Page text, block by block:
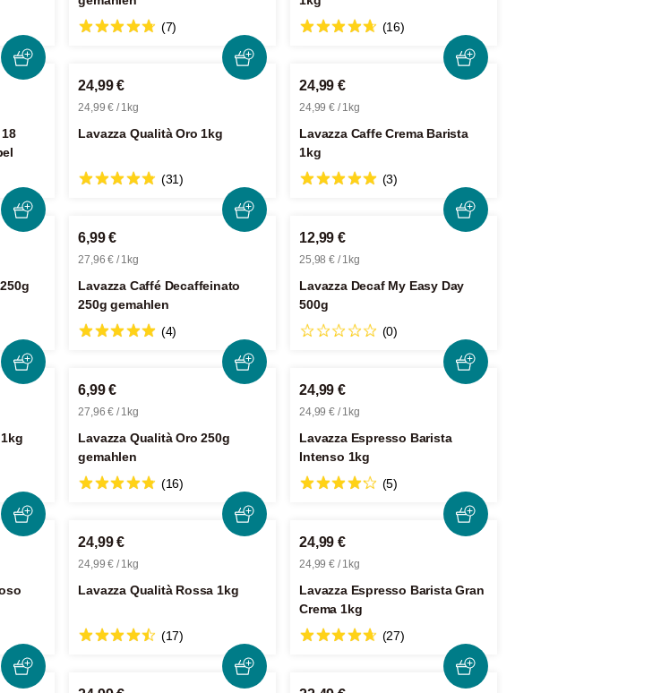
(7)
(16)
24,99 €
24,99 € / 1kg
Lavazza Qualità Oro 1kg
(31)
24,99 €
24,99 € / 1kg
Lavazza Caffe Crema Barista
1kg
(3)
6,99 €
27,96 € / 1kg
Lavazza Caffé Decaffeinato
250g gemahlen
(4)
12,99 €
25,98 € / 1kg
Lavazza Decaf My Easy Day
500g
(0)
6,99 €
27,96 € / 1kg
Lavazza Qualità Oro 250g
gemahlen
(16)
24,99 €
24,99 € / 1kg
Lavazza Espresso Barista
Intenso 1kg
(5)
24,99 €
24,99 € / 1kg
Lavazza Qualità Rossa 1kg
(17)
24,99 €
24,99 € / 1kg
Lavazza Espresso Barista Gran
Crema 1kg
(27)